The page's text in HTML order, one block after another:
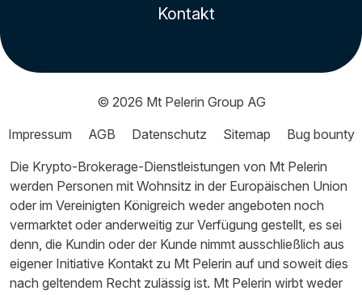
Kontakt
© 2026 Mt Pelerin Group AG
Impressum
AGB Datenschutz Sitemap
Bug bounty
Die Krypto-Brokerage-Dienstleistungen von Mt Pelerin
werden Personen mit Wohnsitz in der Europäischen Union
oder im Vereinigten Königreich weder angeboten noch
vermarktet oder anderweitig zur Verfügung gestellt, es sei
denn, die Kundin oder der Kunde nimmt ausschließlich aus
eigener Initiative Kontakt zu Mt Pelerin auf und soweit dies
nach geltendem Recht zulässig ist. Mt Pelerin wirbt weder